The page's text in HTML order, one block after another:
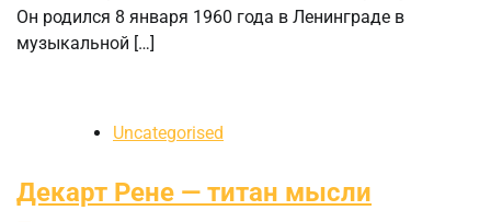
Он родился 8 января 1960 года в Ленинграде в
музыкальной […]
Uncategorised
Декарт Рене — титан мысли